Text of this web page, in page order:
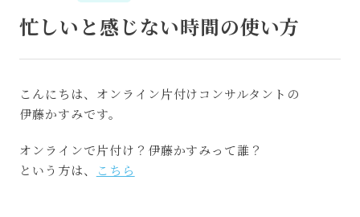
忙しいと感じない時間の使い方
こんにちは、オンライン片付けコンサルタントの
伊藤かすみです。
オンラインで片付け？伊藤かすみって誰？
という方は、
こちら